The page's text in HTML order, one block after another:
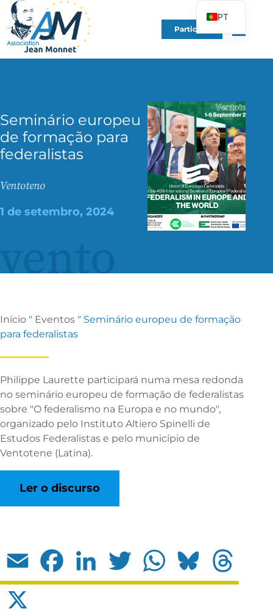
Participe
Seminário europeu
de formação para
federalistas
Ventoteno
1 de setembro, 2024
Início " Eventos " Seminário europeu de formação
para federalistas
Philippe Laurette participará numa mesa redonda
no seminário europeu de formação de federalistas
sobre "O federalismo na Europa e no mundo",
organizado pelo Instituto Altiero Spinelli de
Estudos Federalistas e pelo município de
Ventotene (Latina).
Ler o discurso
Email Facebook LinkedIn Twitter WhatsApp Bluesky
PT
FR
EN
IT
PL
UK